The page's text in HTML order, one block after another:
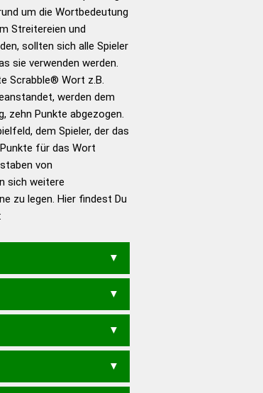
Anhaltspunkte zu
und Wortform, um die
Scrabble-Spiel zu
Scrabble-
Standardwerk in 12
Richtiges und gutes
Die deutsche Grammatik
Deutsches
um die Wortbedeutung
Streitereien und
sollten sich alle Spieler
sie verwenden werden.
Scrabble® Wort z.B.
werden dem
zehn Punkte abgezogen.
dem Spieler, der das
für das Wort
von
sich weitere
zu legen. Hier findest Du